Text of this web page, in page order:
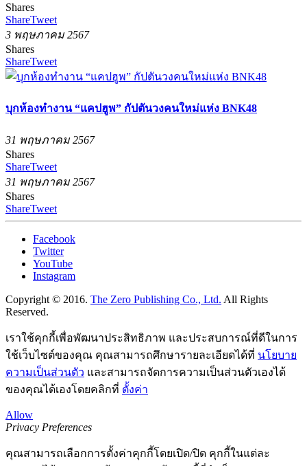
Shares
ShareTweet
3 พฤษภาคม 2567
Shares
ShareTweet
บุกห้องทำงาน “แคปฮูพ” กัปตันวงคนใหม่แห่ง BNK48
31 พฤษภาคม 2567
Shares
ShareTweet
31 พฤษภาคม 2567
Shares
ShareTweet
Facebook
Twitter
YouTube
Instagram
Copyright © 2016. The Zero Publishing Co., Ltd. All Rights
Reserved.
เราใช้คุกกี้เพื่อพัฒนาประสิทธิภาพ และประสบการณ์ที่ดีในการ
ใช้เว็บไซต์ของคุณ คุณสามารถศึกษารายละเอียดได้ที่ นโยบาย
ความเป็นส่วนตัว และสามารถจัดการความเป็นส่วนตัวเองได้
ของคุณได้เองโดยคลิกที่ ตั้งค่า
Allow
Privacy Preferences
คุณสามารถเลือกการตั้งค่าคุกกี้โดยเปิด/ปิด คุกกี้ในแต่ละ